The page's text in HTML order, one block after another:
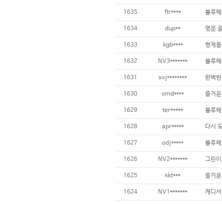
1635 ftr**** 블루
1634 dup** 명문
1633 kgb**** 형제
1632 NV3******* 블루
1631 soj******** 완벽
1630 omd**** 즐거
1629 ter***** 블루
1628 apr***** 다시
1627 odj***** 블루
1626 NV2******* 그린
1625 kkt*** 즐거
1624 NV1******* 캐디